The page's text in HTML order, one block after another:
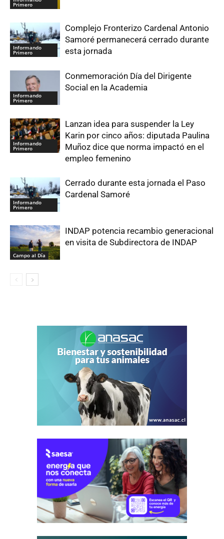
Primero
Informando
Primero
Complejo Fronterizo Cardenal Antonio
Samoré permanecerá cerrado durante
esta jornada
Informando
Primero
Conmemoración Día del Dirigente
Social en la Academia
Informando
Primero
Lanzan idea para suspender la Ley
Karin por cinco años: diputada Paulina
Muñoz dice que norma impactó en el
empleo femenino
Informando
Primero
Cerrado durante esta jornada el Paso
Cardenal Samoré
Campo al Día
INDAP potencia recambio generacional
en visita de Subdirectora de INDAP